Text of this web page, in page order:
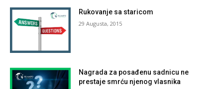
Rukovanje sa staricom
29 Augusta, 2015
Nagrada za posađenu sadnicu ne
prestaje smrću njenog vlasnika